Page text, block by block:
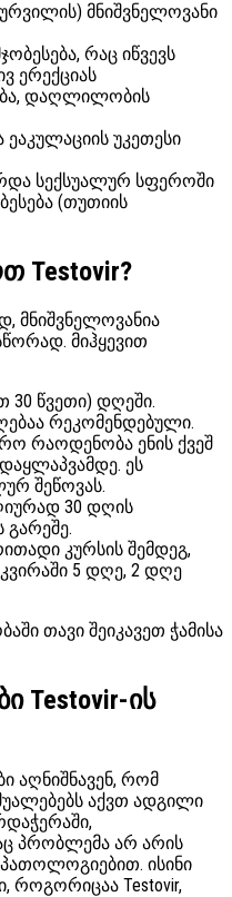
მნიშვნელოვანი
რაც იწვევს
ერექციას
დაღლილობის
უკეთესი
სექსუალურ სფეროში
(თუთიის
Testovir?
მნიშვნელოვანია
მიჰყევით
წვეთი) დღეში.
რეკომენდებული.
რაოდენობა ენის ქვეშ
ეს
შეწოვას.
30 დღის
გარეშე.
კურსის შემდეგ,
5 დღე, 2 დღე
თავი შეიკავეთ ჭამისა
Testovir-ის
რომ
აქვთ ადგილი
პრობლემა არ არის
ისინი
როგორიცაა Testovir,